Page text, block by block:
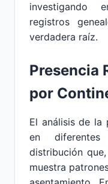
investigando
registros
verdadera raíz.
Presencia
por
El análisis de la
en
distribución
muestra